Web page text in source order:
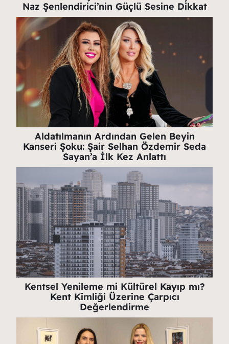
Naz Şenlendirici’nin Güçlü Sesine Dikkat
Aldatılmanın Ardından Gelen Beyin
Kanseri Şoku: Şair Selhan Özdemir Seda
Sayan’a İlk Kez Anlattı
Kentsel Yenileme mi Kültürel Kayıp mı?
Kent Kimliği Üzerine Çarpıcı
Değerlendirme